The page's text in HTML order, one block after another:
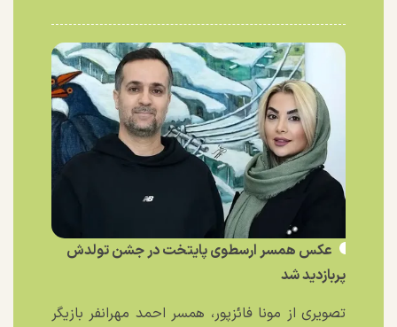
عکس همسر ارسطوی پایتخت در جشن تولدش
پربازدید شد
تصویری از مونا فائزپور، همسر احمد مهرانفر بازیگر